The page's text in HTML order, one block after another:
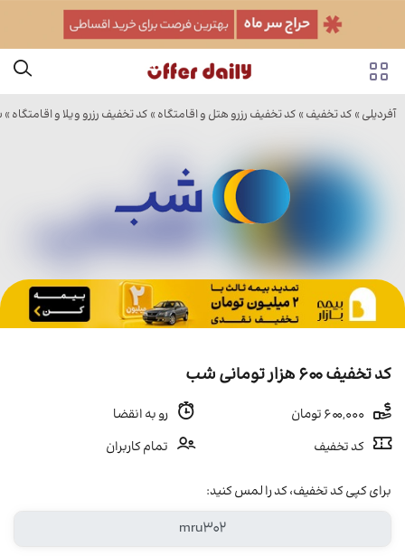
آفردیلی » کد تخفیف » کد تخفیف رزرو هتل و اقامتگاه » کد تخفیف رزرو ویلا و اقامتگاه »
کد تخفیف 600 هزار تومانی شب
رو به انقضا
کد تخفیف
تمام کاربران
برای کپی کد تخفیف، کد را لمس کنید: